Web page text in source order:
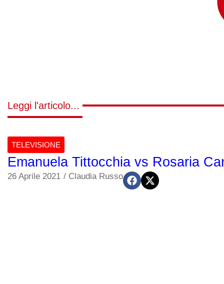
Leggi l'articolo...
TELEVISIONE
Emanuela Tittocchia vs Rosaria
26 Aprile 2021 / Claudia Russo